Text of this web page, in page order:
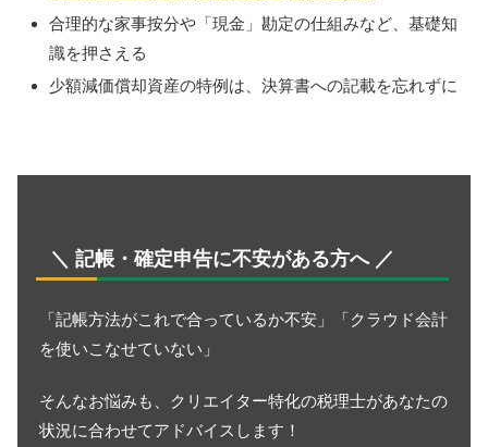
合理的な家事按分や「現金」勘定の仕組みなど、基礎知
識を押さえる
少額減価償却資産の特例は、決算書への記載を忘れずに
＼ 記帳・確定申告に不安がある方へ ／
「記帳方法がこれで合っているか不安」「クラウド会計
を使いこなせていない」
そんなお悩みも、クリエイター特化の税理士があなたの
状況に合わせてアドバイスします！